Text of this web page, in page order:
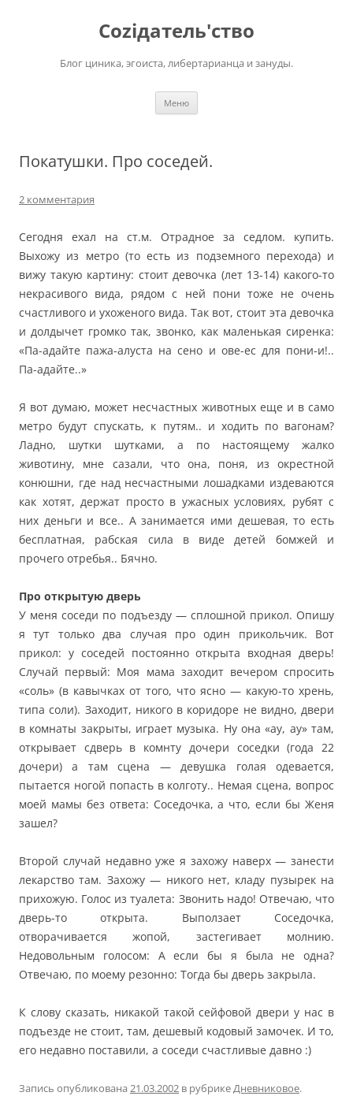
Соziдатель'ство
Блог циника, эгоиста, либертарианца и зануды.
Меню
Покатушки. Про соседей.
2 комментария
Сегодня ехал на ст.м. Отрадное за седлом. купить.
Выхожу из метро (то есть из подземного перехода) и
вижу такую картину: стоит девочка (лет 13-14) какого-то
некрасивого вида, рядом с ней пони тоже не очень
счастливого и ухоженого вида. Так вот, стоит эта девочка
и долдычет громко так, звонко, как маленькая сиренка:
«Па-адайте пажа-алуста на сено и ове-ес для пони-и!..
Па-адайте..»
Я вот думаю, может несчастных животных еще и в само
метро будут спускать, к путям.. и ходить по вагонам?
Ладно, шутки шутками, а по настоящему жалко
животину, мне сазали, что она, поня, из окрестной
конюшни, где над несчастными лошадками издеваются
как хотят, держат просто в ужасных условиях, рубят с
них деньги и все.. А занимается ими дешевая, то есть
бесплатная, рабская сила в виде детей бомжей и
прочего отребья.. Бячно.
Про открытую дверь
У меня соседи по подъезду — сплошной прикол. Опишу
я тут только два случая про один прикольчик. Вот
прикол: у соседей постоянно открыта входная дверь!
Случай первый: Моя мама заходит вечером спросить
«соль» (в кавычках от того, что ясно — какую-то хрень,
типа соли). Заходит, никого в коридоре не видно, двери
в комнаты закрыты, играет музыка. Ну она «ау, ау» там,
открывает сдверь в комнту дочери соседки (года 22
дочери) а там сцена — девушка голая одевается,
пытается ногой попасть в колготу.. Немая сцена, вопрос
моей мамы без ответа: Соседочка, а что, если бы Женя
зашел?
Второй случай недавно уже я захожу наверх — занести
лекарство там. Захожу — никого нет, кладу пузырек на
прихожую. Голос из туалета: Звонить надо! Отвечаю, что
дверь-то открыта. Выползает Соседочка,
отворачивается жопой, застегивает молнию.
Недовольным голосом: А если бы я была не одна?
Отвечаю, по моему резонно: Тогда бы дверь закрыла.
К слову сказать, никакой такой сейфовой двери у нас в
подъезде не стоит, там, дешевый кодовый замочек. И то,
его недавно поставили, а соседи счастливые давно :)
Запись опубликована 21.03.2002 в рубрикеДневниковое.